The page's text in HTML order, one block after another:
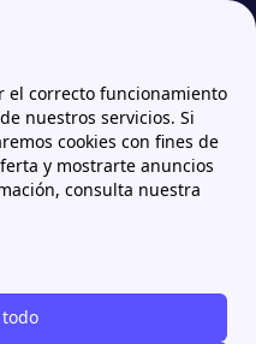
el correcto funcionamiento
nuestros servicios. Si
cookies con fines de
y mostrarte anuncios
consulta nuestra
riojana Knet
clientes de La
internet de banda
En este artículo te